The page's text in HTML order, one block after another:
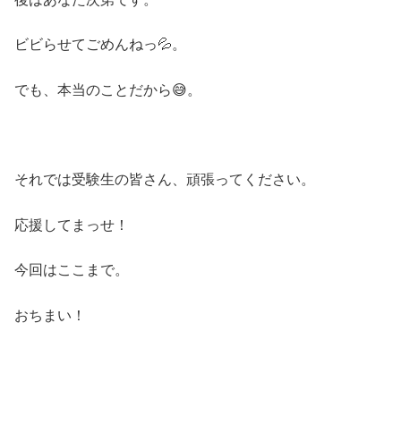
ビビらせてごめんねっ💦。
でも、本当のことだから😅。
それでは受験生の皆さん、頑張ってください。
応援してまっせ！
今回はここまで。
おちまい！